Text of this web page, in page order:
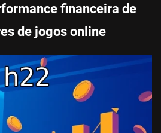
financeira de
de jogos online